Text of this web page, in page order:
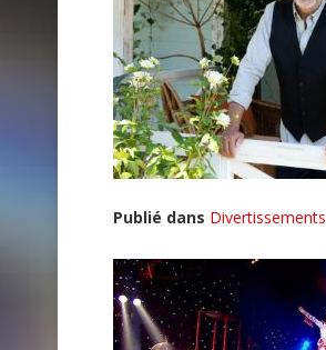
Publié dans Divertissements